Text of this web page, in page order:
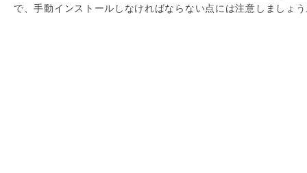
で、手動インストールしなければならない点には注意しましょ